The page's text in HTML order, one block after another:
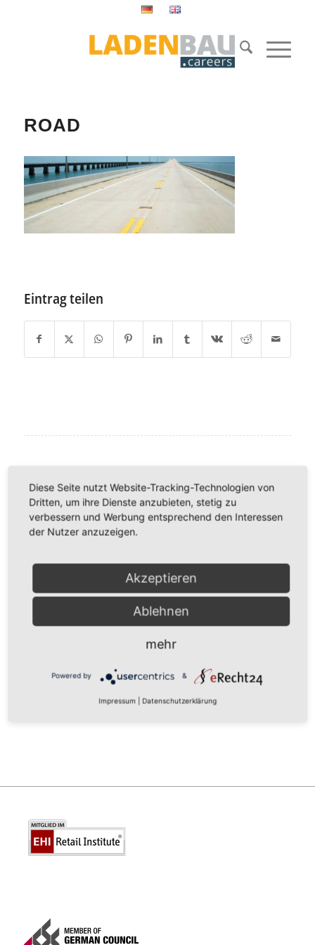
ROAD
Eintrag teilen
Fachartikel
Thomas Frey Blog
Videos
INFORMATION ÜBER AKTUELLE BEITRÄGE
Möchten Sie per E-Mail informiert werden sobald ein neuer
Beitrag erscheint?
Diese Seite nutzt Website-Tracking-Technologien von
Dritten, um ihre Dienste anzubieten, stetig zu
verbessern und Werbung entsprechend den Interessen
der Nutzer anzuzeigen.
Akzeptieren
Ablehnen
mehr
Powered by &
Impressum Datenschutzerklärung